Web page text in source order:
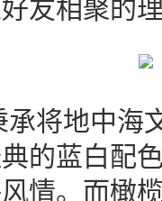
友相聚的
承将地中
的蓝白配
情。而橄